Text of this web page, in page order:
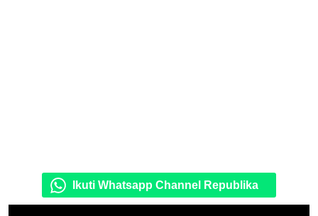
Ikuti Whatsapp Channel Republika